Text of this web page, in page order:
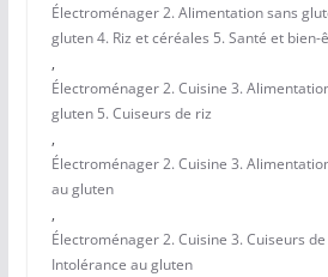
Électroménager 2. Alimentation sans
gluten 4. Riz et céréales 5. Santé et bien-
,
Électroménager 2. Cuisine 3.
gluten 5. Cuiseurs de riz
,
Électroménager 2. Cuisine 3.
au gluten
,
Électroménager 2. Cuisine 3. Cuiseurs
Intolérance au gluten